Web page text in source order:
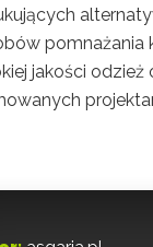
pomnażania
jakości odzież